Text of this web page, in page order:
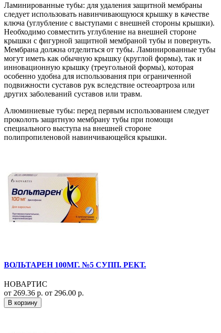
Ламинированные тубы: для удаления защитной мембраны
следует использовать навинчивающуюся крышку в качестве
ключа (углубление с выступами с внешней стороны крышки).
Необходимо совместить углубление на внешней стороне
крышки с фигурной защитной мембраной тубы и повернуть.
Мембрана должна отделиться от тубы. Ламинированные тубы
могут иметь как обычную крышку (круглой формы), так и
инновационную крышку (треугольной формы), которая
особенно удобна для использования при ограниченной
подвижности суставов рук вследствие остеоартроза или
других заболеваний суставов или травм.
Алюминиевые тубы: перед первым использованием следует
проколоть защитную мембрану тубы при помощи
специального выступа на внешней стороне
полипропиленовой навинчивающейся крышки.
ВОЛЬТАРЕН 100МГ. №5 СУПП. РЕКТ.
НОВАРТИС
от 269.36 р. от 296.00 р.
В корзину